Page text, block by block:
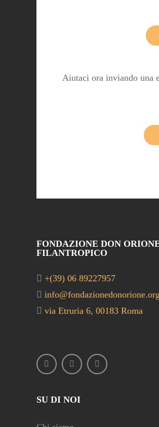
Aiutaci ora inviando una
FONDAZIONE DON
FILANTROPICO
+(39) 06 89227957
info@fondazionedonorione.org
via Etruria 6, 00183 Roma
SU DI NOI